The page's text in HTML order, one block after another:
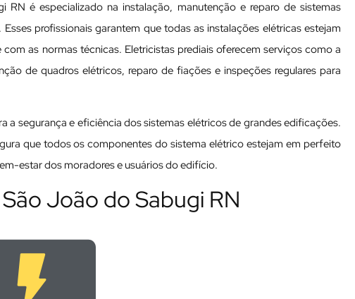
é especializado na instalação, manutenção e reparo de sistemas
profissionais garantem que todas as instalações elétricas estejam
as normas técnicas. Eletricistas prediais oferecem serviços como a
de quadros elétricos, reparo de fiações e inspeções regulares para
a segurança e eficiência dos sistemas elétricos de grandes edificações.
que todos os componentes do sistema elétrico estejam em perfeito
estar dos moradores e usuários do edifício.
João do Sabugi RN